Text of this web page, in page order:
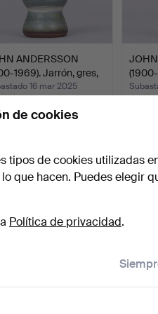
ANDERSSON
1969). Jarrón, gres,
16 mar 2025
e…
ANDERSSON
de cookies
tipos de cookies utilizadas
que hacen. Puedes elegir
Política de privacidad.